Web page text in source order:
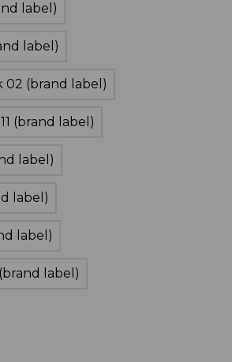
label)
label)
02 (brand label)
(brand label)
label)
label)
label)
label)